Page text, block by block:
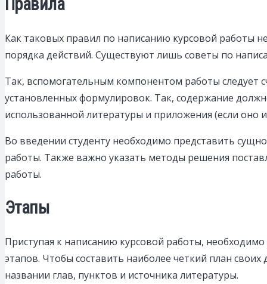
Правила
Как таковых правил по написанию курсовой работы
порядка действий. Существуют лишь советы по
Так, вспомогательным компонентом работы следует
установленных формулировок. Так, содержание
использованной литературы и приложения (если оно
Во введении студенту необходимо представить
работы. Также важно указать методы решения
работы.
Этапы
Приступая к написанию курсовой работы,
этапов. Чтобы составить наиболее четкий план
названии глав, пунктов и источника литературы.